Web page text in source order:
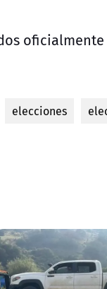
elecciones